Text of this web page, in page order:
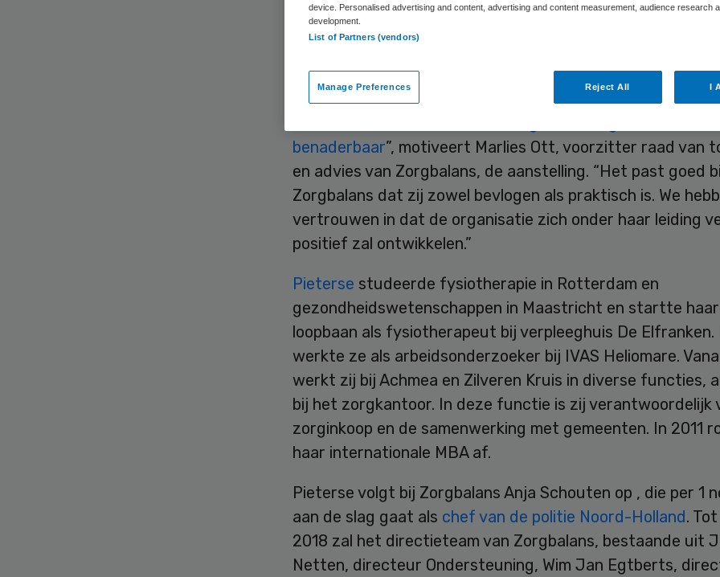
Tamara Pieterse wordt met ingang van 1 januari 2018
van ouderenzorgorganisatie Zorgbalans. De huidige
Anja Schouten op.
benaderbaar”, motiveert Marlies Ott, voorzitter raad van
en advies van Zorgbalans, de aanstelling. “Het past goed
Zorgbalans dat zij zowel bevlogen als praktisch is. We
vertrouwen in dat de organisatie zich onder haar leiding
positief zal ontwikkelen.”
Pieterse studeerde fysiotherapie in Rotterdam en
gezondheidswetenschappen in Maastricht en startte haar
loopbaan als fysiotherapeut bij verpleeghuis De Elfranken.
werkte ze als arbeidsonderzoeker bij IVAS Heliomare.
werkt zij bij Achmea en Zilveren Kruis in diverse functies,
bij het zorgkantoor. In deze functie is zij verantwoordelijk
zorginkoop en de samenwerking met gemeenten. In 2011
haar internationale MBA af.
Pieterse volgt bij Zorgbalans Anja Schouten op , die per 1
aan de slag gaat als chef van de politie Noord-Holland.
2018 zal het directieteam van Zorgbalans, bestaande uit
Netten, directeur Ondersteuning, Wim Jan Egtberts,
device. Personalised advertising and content, advertising and content measurement, audience research
development.
List of Partners (vendors)
Manage Preferences Reject All I